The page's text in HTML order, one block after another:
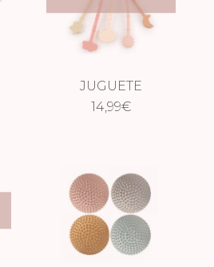
JUGUETE
SENSORIAL ROSE
14,99€